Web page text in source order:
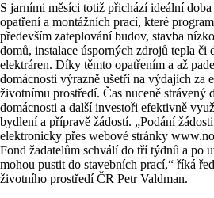
S jarními měsíci totiž přichází ideální
opatření a montážních prací, které
především zateplování budov, stavba
domů, instalace úsporných zdrojů tepla či
elektráren. Díky těmto opatřením a až
domácnosti výrazně ušetří na výdajích za
životnímu prostředí. Čas nuceně strávený
domácnosti a další investoři efektivně
bydlení a přípravě žádostí. „Podání
elektronicky přes webové stránky
Fond žadatelům schválí do tří týdnů a po
mohou pustit do stavebních prací,“ říká
životního prostředí ČR Petr Valdman.